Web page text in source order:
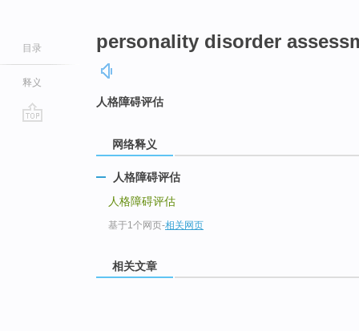
目录
释义
personality disorder
人格障碍评估
网络释义
人格障碍评估
人格障碍评估
基于1个网页-相关网页
相关文章